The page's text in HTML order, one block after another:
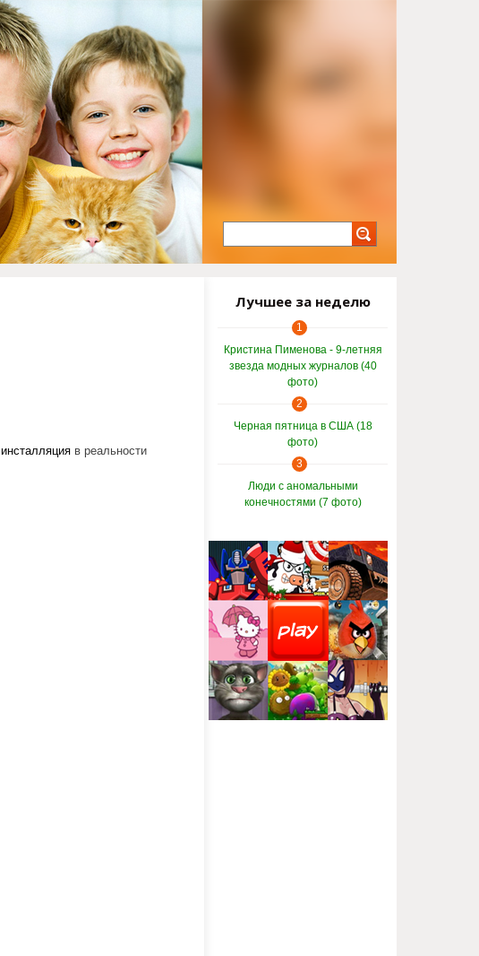
инсталляция в реальности
Лучшее за неделю
1
Кристина Пименова - 9-летняя
звезда модных журналов (40
фото)
2
Черная пятница в США (18
фото)
3
Люди с аномальными
конечностями (7 фото)